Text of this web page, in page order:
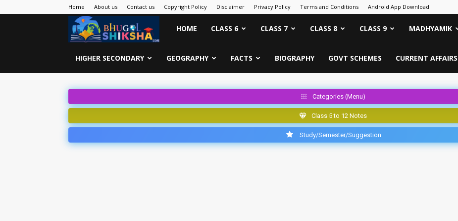
Home About us Contact us Copyright Policy Disclaimer Privacy Policy Terms and Conditions Android App Download
Bhugol
Shiksha
HOME CLASS 6 CLASS 7 CLASS 8 CLASS 9 MADHYAMIK
HIGHER SECONDARY GEOGRAPHY FACTS BIOGRAPHY GOVT SCHEMES CURRENT AFFAIRS
Categories (Menu)
Class 5 to 12 Notes
Study/Semester/Suggestion